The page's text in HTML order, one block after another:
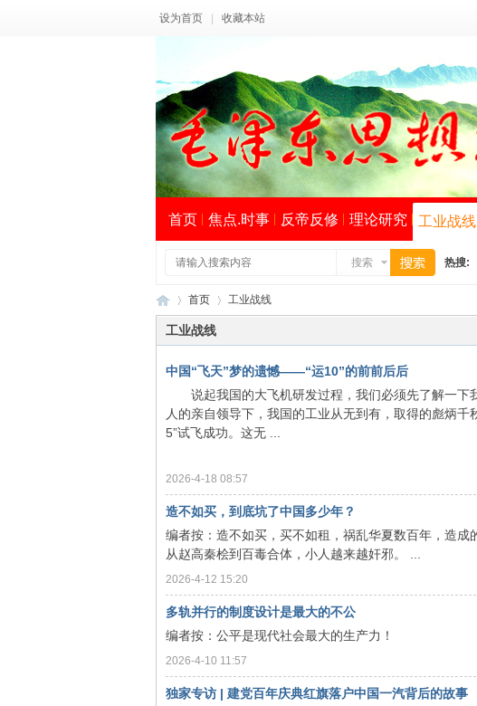
设为首页 收藏本站
首页 焦点.时事 反帝反修 理论研究 工业战线
搜索 热搜:
泽
›
首页
›
工业战线
工业战线
中国“飞天”梦的遗憾——“运10”的前前后后
说起我国的大飞机研发过程，我们必须先了解一下
人的亲自领导下，我国的工业从无到有，取得的彪炳
5”试飞成功。这无 ...
2026-4-18 08:57
造不如买，到底坑了中国多少年？
编者按：造不如买，买不如租，祸乱华夏数百年，造成
从赵高秦桧到百毒合体，小人越来越奸邪。 ...
2026-4-12 15:20
多轨并行的制度设计是最大的不公
编者按：公平是现代社会最大的生产力！
2026-4-10 11:57
独家专访 | 建党百年庆典红旗落户中国一汽背后的故事